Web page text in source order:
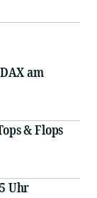
am
& Flops
Uhr